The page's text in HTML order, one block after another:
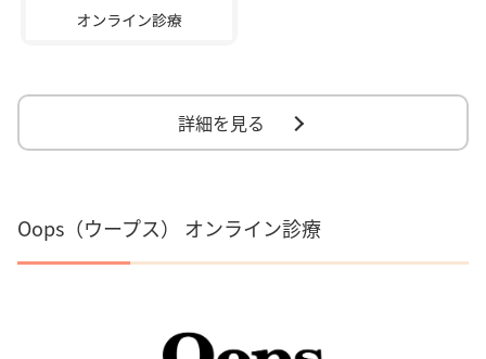
詳細を見る
Oops（ウープス） オンライン診療